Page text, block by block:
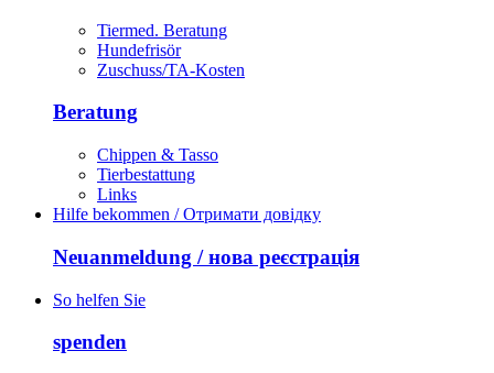
Tiermed. Beratung
Hundefrisör
Zuschuss/TA-Kosten
Beratung
Chippen & Tasso
Tierbestattung
Links
Hilfe bekommen / Отримати довідку
Neuanmeldung / нова реєстрація
So helfen Sie
spenden